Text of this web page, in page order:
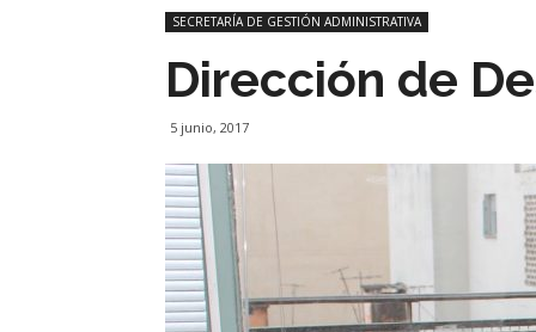
SECRETARÍA DE GESTIÓN ADMINISTRATIVA
Dirección de
5 junio, 2017